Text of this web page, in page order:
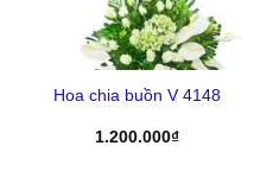
Hoa chia buồn V 4148
1.200.000₫